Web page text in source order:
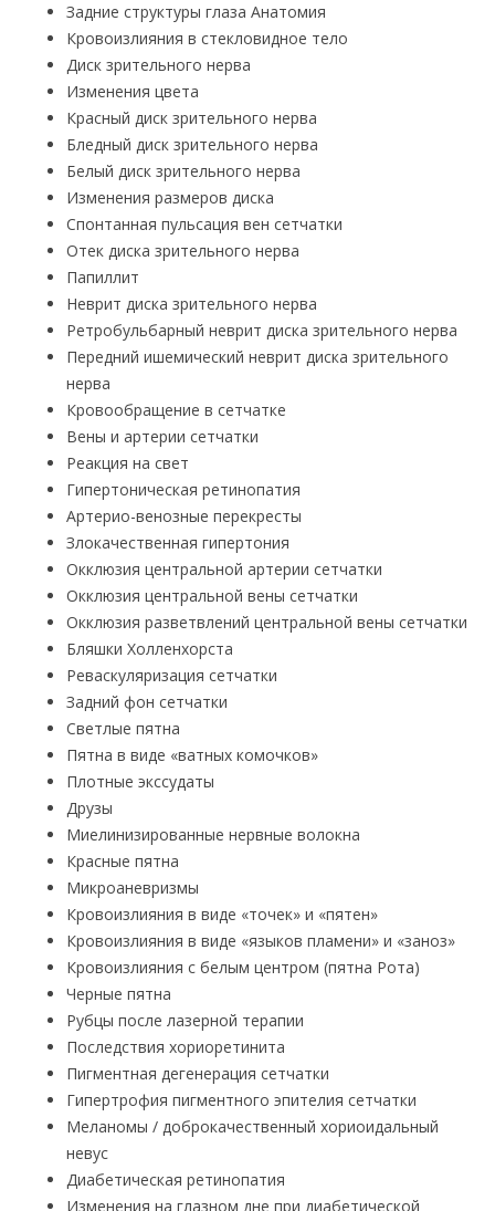
Задние структуры глаза Анатомия
Кровоизлияния в стекловидное тело
Диск зрительного нерва
Изменения цвета
Красный диск зрительного нерва
Бледный диск зрительного нерва
Белый диск зрительного нерва
Изменения размеров диска
Спонтанная пульсация вен сетчатки
Отек диска зрительного нерва
Папиллит
Неврит диска зрительного нерва
Ретробульбарный неврит диска зрительного нерва
Передний ишемический неврит диска зрительного
нерва
Кровообращение в сетчатке
Вены и артерии сетчатки
Реакция на свет
Гипертоническая ретинопатия
Артерио-венозные перекресты
Злокачественная гипертония
Окклюзия центральной артерии сетчатки
Окклюзия центральной вены сетчатки
Окклюзия разветвлений центральной вены сетчатки
Бляшки Холленхорста
Реваскуляризация сетчатки
Задний фон сетчатки
Светлые пятна
Пятна в виде «ватных комочков»
Плотные экссудаты
Друзы
Миелинизированные нервные волокна
Красные пятна
Микроаневризмы
Кровоизлияния в виде «точек» и «пятен»
Кровоизлияния в виде «языков пламени» и «заноз»
Кровоизлияния с белым центром (пятна Рота)
Черные пятна
Рубцы после лазерной терапии
Последствия хориоретинита
Пигментная дегенерация сетчатки
Гипертрофия пигментного эпителия сетчатки
Меланомы / доброкачественный хориоидальный
невус
Диабетическая ретинопатия
Изменения на глазном дне при диабетической